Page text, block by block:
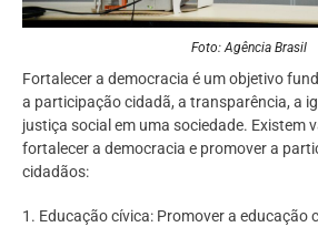
Foto: Agência Brasil
Fortalecer a democracia é um objetivo
a participação cidadã, a transparência, a
justiça social em uma sociedade. Existem
fortalecer a democracia e promover a
cidadãos:
1. Educação cívica: Promover a educação